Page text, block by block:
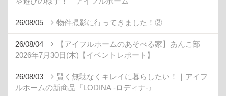
26/08/05 物件撮影に行ってきました！②
26/08/04
【アイフルホームのあそべる家】あんこ部
2026年7月30日(木)【イベントレポート】
26/08/03
賢く無駄なくキレイに暮らしたい！｜アイフ
ルホームの新商品『LODINA -ロディナ-』